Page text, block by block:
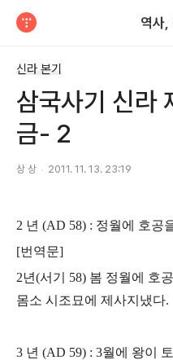
역사,
신라 본기
삼국사기 신라
금- 2
상 상 2011. 11. 13. 23:19
2 년 (AD 58) : 정월에 호공
[번역문]
2년(서기 58) 봄 정월에 호
몸소 시조묘에 제사지냈다.
3 년 (AD 59) : 3월에 왕이